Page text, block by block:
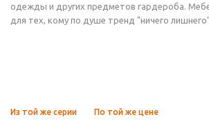
одежды и других предметов гардероба.
для тех, кому по душе тренд "ничего
Из той же серии По той же цене